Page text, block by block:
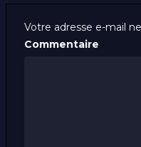
Votre adresse e-mail
Commentaire